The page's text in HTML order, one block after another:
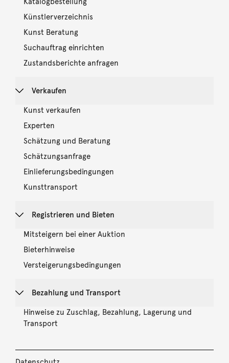
Künstlerverzeichnis
Kunst Beratung
Suchauftrag einrichten
Zustandsberichte anfragen
Verkaufen
Kunst verkaufen
Experten
Schätzung und Beratung
Schätzungsanfrage
Einlieferungsbedingungen
Kunsttransport
Registrieren und Bieten
Mitsteigern bei einer Auktion
Bieterhinweise
Versteigerungsbedingungen
Bezahlung und Transport
Hinweise zu Zuschlag, Bezahlung, Lagerung und
Transport